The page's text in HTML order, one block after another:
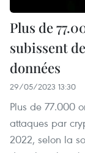
Plus de
subissent
données
29/05/2023 13:30
Plus de 77.000
attaques par
2022, selon la